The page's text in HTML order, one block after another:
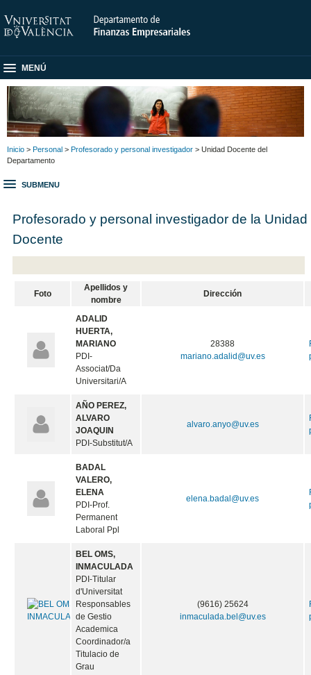
MENÚ
Inicio > Personal > Profesorado y personal investigador > Unidad Docente del
Departamento
SUBMENU
Profesorado y personal investigador de la Unidad
Docente
Foto
Apellidos y
nombre
Dirección
ADALID
HUERTA,
MARIANO
PDI-
Associat/Da
Universitari/A
28388
mariano.adalid@uv.es
AÑO PEREZ,
ALVARO
JOAQUIN
PDI-Substitut/A
alvaro.anyo@uv.es
BADAL
VALERO,
ELENA
PDI-Prof.
Permanent
Laboral Ppl
elena.badal@uv.es
BEL OMS,
INMACULADA
PDI-Titular
d'Universitat
Responsables
de Gestio
Academica
Coordinador/a
Titulacio de
Grau
(9616) 25624
inmaculada.bel@uv.es